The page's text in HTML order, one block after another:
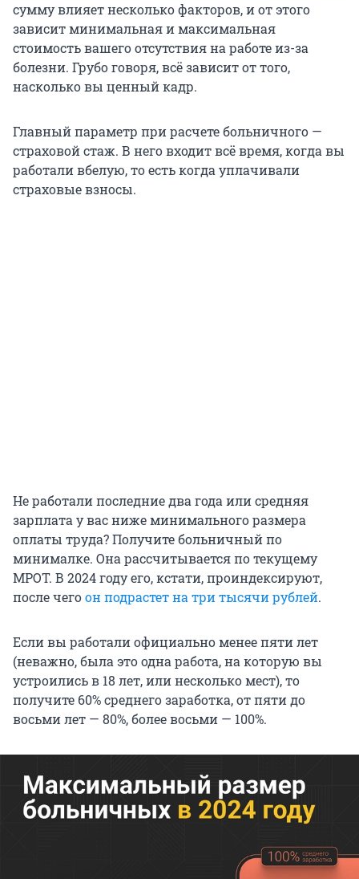
сумму влияет несколько факторов, и от этого
зависит минимальная и максимальная
стоимость вашего отсутствия на работе из-за
болезни. Грубо говоря, всё зависит от того,
насколько вы ценный кадр.
Главный параметр при расчете больничного —
страховой стаж. В него входит всё время, когда вы
работали вбелую, то есть когда уплачивали
страховые взносы.
Не работали последние два года или средняя
зарплата у вас ниже минимального размера
оплаты труда? Получите больничный по
минималке. Она рассчитывается по текущему
МРОТ. В 2024 году его, кстати, проиндексируют,
после чегоон подрастет на три тысячи рублей.
Если вы работали официально менее пяти лет
(неважно, была это одна работа, на которую вы
устроились в 18 лет, или несколько мест), то
получите 60% среднего заработка, от пяти до
восьми лет — 80%, более восьми — 100%.